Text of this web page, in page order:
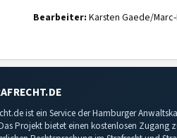
Bearbeiter: Karsten Gaede/
ist ein Service der Hamburger
Projekt bietet einen kostenlosen Zugang